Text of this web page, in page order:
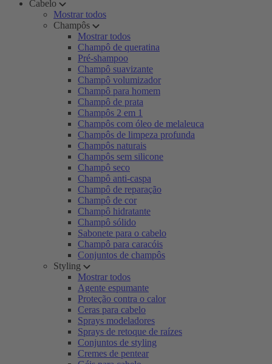
Cabelo
Mostrar todos
Champôs
Mostrar todos
Champô de queratina
Pré-shampoo
Champô suavizante
Champô volumizador
Champô para homem
Champô de prata
Champôs 2 em 1
Champôs com óleo de melaleuca
Champôs de limpeza profunda
Champôs naturais
Champôs sem silicone
Champô seco
Champô anti-caspa
Champô de reparação
Champô de cor
Champô hidratante
Champô sólido
Sabonete para o cabelo
Champô para caracóis
Conjuntos de champôs
Styling
Mostrar todos
Agente espumante
Proteção contra o calor
Ceras para cabelo
Sprays modeladores
Sprays de retoque de raízes
Conjuntos de styling
Cremes de pentear